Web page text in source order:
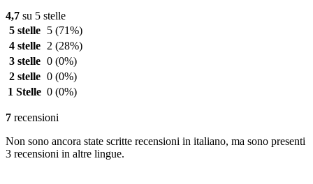
4,7 su 5 stelle
5 stelle
5 (71%)
4 stelle
2 (28%)
3 stelle 0 (0%)
2 stelle 0 (0%)
1 Stelle 0 (0%)
7 recensioni
Non sono ancora state scritte recensioni in italiano, ma sono presenti
3 recensioni in altre lingue.